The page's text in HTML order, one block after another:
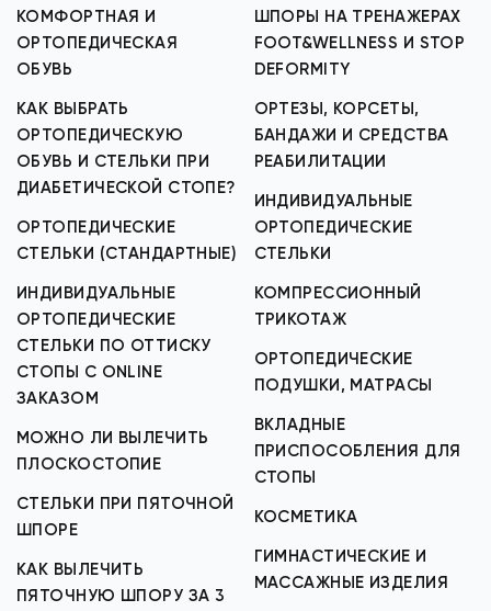
КОМФОРТНАЯ И
ОРТОПЕДИЧЕСКАЯ
ОБУВЬ
КАК ВЫБРАТЬ
ОРТОПЕДИЧЕСКУЮ
ОБУВЬ И СТЕЛЬКИ ПРИ
ДИАБЕТИЧЕСКОЙ СТОПЕ?
ОРТОПЕДИЧЕСКИЕ
СТЕЛЬКИ (СТАНДАРТНЫЕ)
ИНДИВИДУАЛЬНЫЕ
ОРТОПЕДИЧЕСКИЕ
СТЕЛЬКИ ПО ОТТИСКУ
СТОПЫ С ONLINE
ЗАКАЗОМ
МОЖНО ЛИ ВЫЛЕЧИТЬ
ПЛОСКОСТОПИЕ
СТЕЛЬКИ ПРИ ПЯТОЧНОЙ
ШПОРЕ
КАК ВЫЛЕЧИТЬ
ПЯТОЧНУЮ ШПОРУ ЗА 3
ШПОРЫ НА ТРЕНАЖЕРАХ
FOOT&WELLNESS И STOP
DEFORMITY
ОРТЕЗЫ, КОРСЕТЫ,
БАНДАЖИ И СРЕДСТВА
РЕАБИЛИТАЦИИ
ИНДИВИДУАЛЬНЫЕ
ОРТОПЕДИЧЕСКИЕ
СТЕЛЬКИ
КОМПРЕССИОННЫЙ
ТРИКОТАЖ
ОРТОПЕДИЧЕСКИЕ
ПОДУШКИ, МАТРАСЫ
ВКЛАДНЫЕ
ПРИСПОСОБЛЕНИЯ ДЛЯ
СТОПЫ
КОСМЕТИКА
ГИМНАСТИЧЕСКИЕ И
МАССАЖНЫЕ ИЗДЕЛИЯ